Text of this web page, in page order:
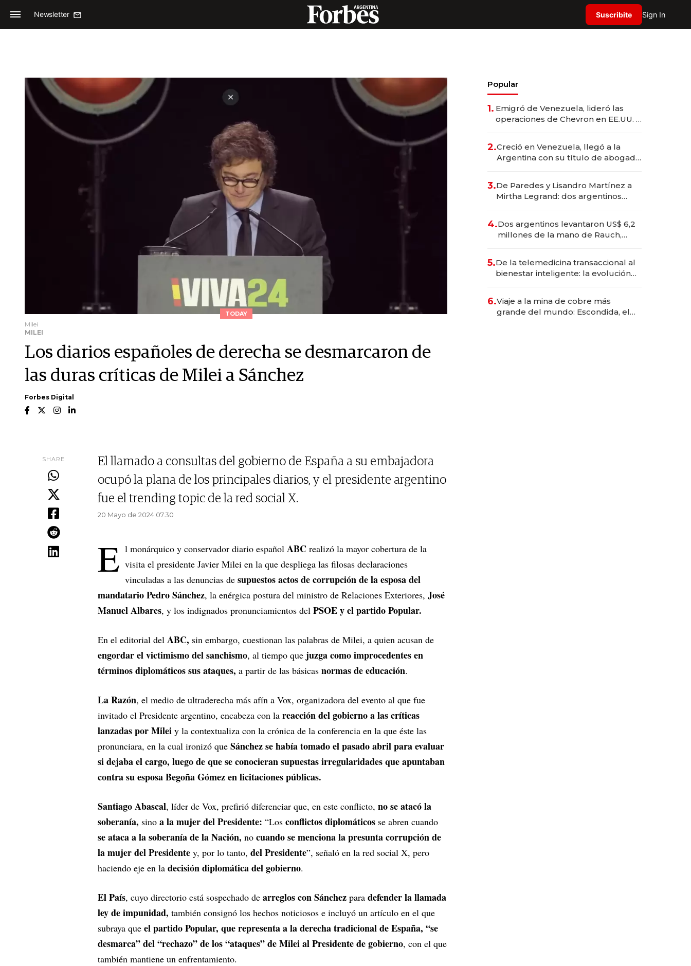
Newsletter Suscribite Sign In
TODAY
Milei
MILEI
Los diarios españoles de derecha se desmarcaron de
las duras críticas de Milei a Sánchez
Forbes Digital
SHARE
El llamado a consultas del gobierno de España a su embajadora
ocupó la plana de los principales diarios, y el presidente argentino
fue el trending topic de la red social X.
20 Mayo de 2024 07.30
E l monárquico y conservador diario español ABC realizó la mayor cobertura de la
visita el presidente Javier Milei en la que despliega las filosas declaraciones
vinculadas a las denuncias de supuestos actos de corrupción de la esposa del
mandatario Pedro Sánchez, la enérgica postura del ministro de Relaciones Exteriores, José
Manuel Albares, y los indignados pronunciamientos del PSOE y el partido Popular.
En el editorial del ABC, sin embargo, cuestionan las palabras de Milei, a quien acusan de
engordar el victimismo del sanchismo, al tiempo que juzga como improcedentes en
términos diplomáticos sus ataques, a partir de las básicas normas de educación.
La Razón, el medio de ultraderecha más afín a Vox, organizadora del evento al que fue
invitado el Presidente argentino, encabeza con la reacción del gobierno a las críticas
lanzadas por Milei y la contextualiza con la crónica de la conferencia en la que éste las
pronunciara, en la cual ironizó que Sánchez se había tomado el pasado abril para evaluar
si dejaba el cargo, luego de que se conocieran supuestas irregularidades que apuntaban
contra su esposa Begoña Gómez en licitaciones públicas.
Santiago Abascal, líder de Vox, prefirió diferenciar que, en este conflicto, no se atacó la
soberanía, sino a la mujer del Presidente: “Los conflictos diplomáticos se abren cuando
se ataca a la soberanía de la Nación, no cuando se menciona la presunta corrupción de
la mujer del Presidente y, por lo tanto, del Presidente”, señaló en la red social X, pero
haciendo eje en la decisión diplomática del gobierno.
El País, cuyo directorio está sospechado de arreglos con Sánchez para defender la llamada
ley de impunidad, también consignó los hechos noticiosos e incluyó un artículo en el que
subraya que el partido Popular, que representa a la derecha tradicional de España, “se
desmarca” del “rechazo” de los “ataques” de Milei al Presidente de gobierno, con el que
también mantiene un enfrentamiento.
Popular
1. Emigró de Venezuela, lideró las
operaciones de Chevron en EE.UU. y
2.Creció en Venezuela, llegó a la
Argentina con su título de abogado
marcas "fast premium"
3.De Paredes y Lisandro Martínez a
Mirtha Legrand: dos argentinos
deportivo y el cuidado corporal
4.Dos argentinos levantaron US$ 6,2
millones de la mano de Rauch,
5.De la telemedicina transaccional al
bienestar inteligente: la evolución
6.Viaje a la mina de cobre más
grande del mundo: Escondida, el